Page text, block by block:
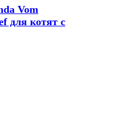
Vom
для котят с